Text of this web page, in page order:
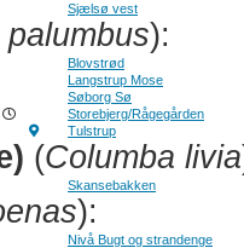
Sjælsø vest
):
Blovstrød
Langstrup Mose
Søborg Sø
Storebjerg/Rågegården
Tulstrup
(Columba livia
Skansebakken
):
Nivå Bugt og strandenge